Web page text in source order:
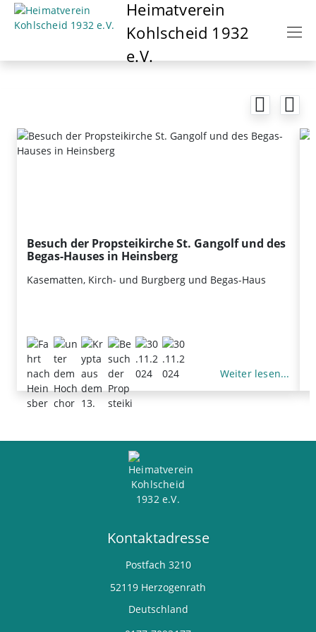
Heimatverein
Kohlscheid 1932
e.V.
Besuch der Propsteikirche St. Gangolf und des
Begas-Hauses in Heinsberg
Kasematten, Kirch- und Burgberg und Begas-Haus
Weiter lesen...
Kontaktadresse
Postfach 3210
52119 Herzogenrath
Deutschland